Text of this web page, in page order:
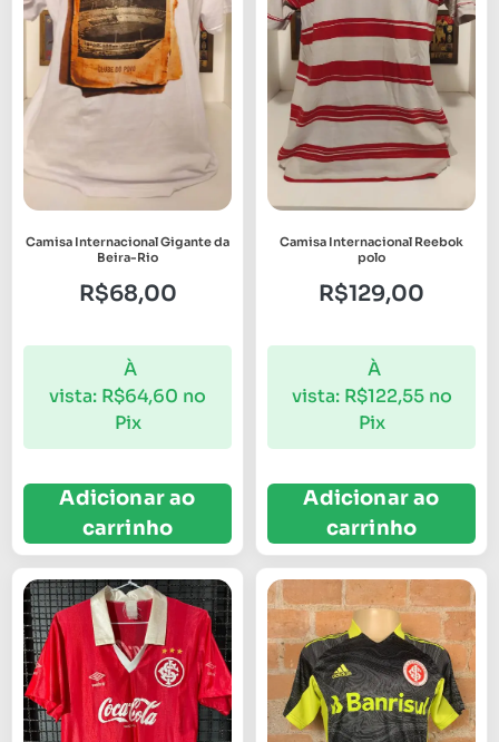
Camisa Internacional Gigante da
Beira-Rio
R$68,00
À
vista: R$64,60 no
Pix
Adicionar ao
carrinho
Camisa Internacional Reebok
polo
R$129,00
À
vista: R$122,55 no
Pix
Adicionar ao
carrinho